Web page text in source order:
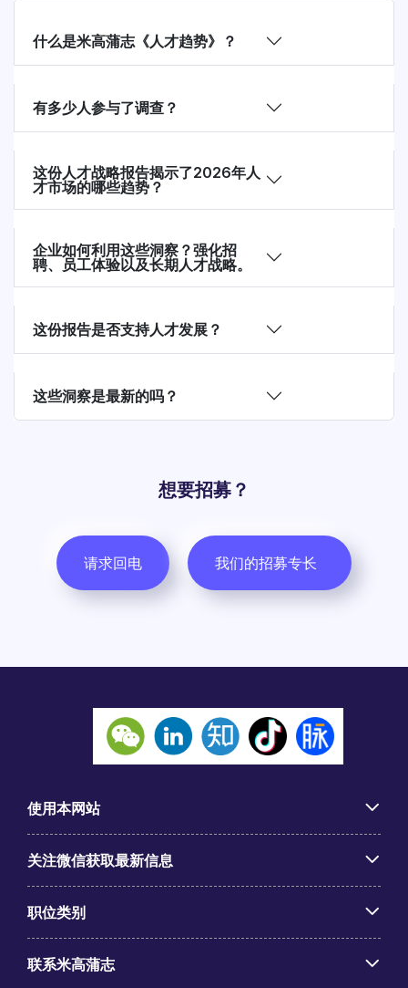
什么是米高蒲志《人才趋势》？
有多少人参与了调查？
这份人才战略报告揭示了2026年人
才市场的哪些趋势？
企业如何利用这些洞察？强化招
聘、员工体验以及长期人才战略。
这份报告是否支持人才发展？
这些洞察是最新的吗？
想要招募？
请求回电 我们的招募专长
使用本网站
关注微信获取最新信息
职位类别
联系米高蒲志